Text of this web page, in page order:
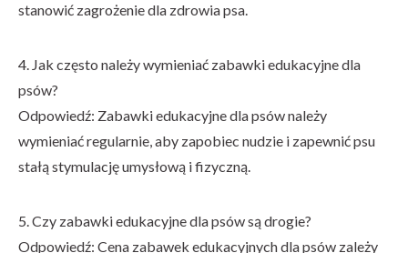
stanowić zagrożenie dla zdrowia psa.
4. Jak często należy wymieniać zabawki edukacyjne dla
psów?
Odpowiedź: Zabawki edukacyjne dla psów należy
wymieniać regularnie, aby zapobiec nudzie i zapewnić psu
stałą stymulację umysłową i fizyczną.
5. Czy zabawki edukacyjne dla psów są drogie?
Odpowiedź: Cena zabawek edukacyjnych dla psów zależy